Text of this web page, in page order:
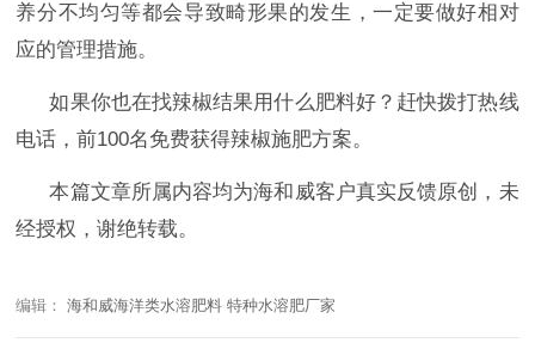
养分不均匀等都会导致畸形果的发生，一定要做好相对
应的管理措施。
如果你也在找辣椒结果用什么肥料好？赶快拨打热线
电话，前100名免费获得辣椒施肥方案。
本篇文章所属内容均为海和威客户真实反馈原创，未
经授权，谢绝转载。
编辑：海和威海洋类水溶肥料 特种水溶肥厂家